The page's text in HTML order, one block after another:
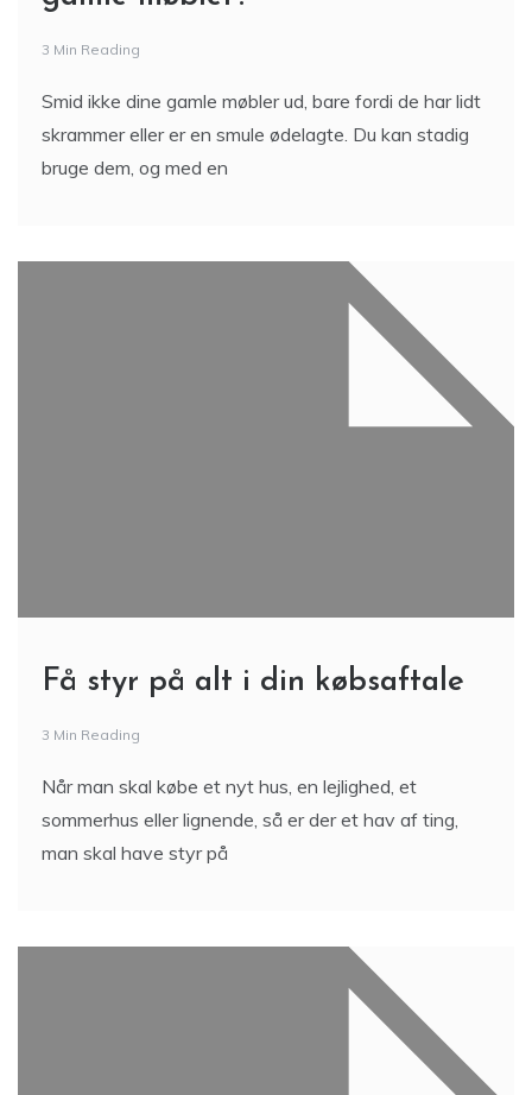
3 Min Reading
Smid ikke dine gamle møbler ud, bare fordi de har lidt
skrammer eller er en smule ødelagte. Du kan stadig
bruge dem, og med en
Få styr på alt i din købsaftale
3 Min Reading
Når man skal købe et nyt hus, en lejlighed, et
sommerhus eller lignende, så er der et hav af ting,
man skal have styr på